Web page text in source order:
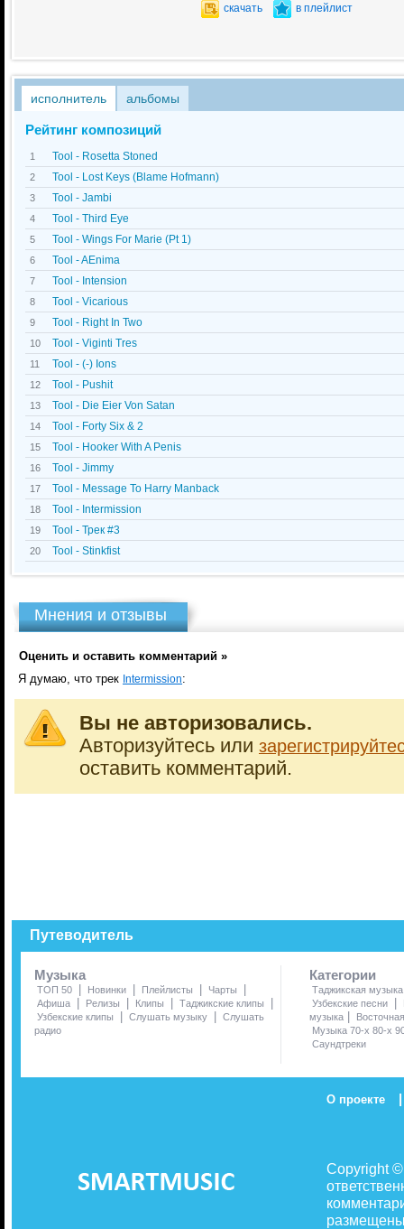
скачать в плейлист
исполнитель альбомы
Рейтинг композиций
1 Tool - Rosetta Stoned
2 Tool - Lost Keys (Blame Hofmann)
3 Tool - Jambi
4 Tool - Third Eye
5 Tool - Wings For Marie (Pt 1)
6 Tool - AEnima
7 Tool - Intension
8 Tool - Vicarious
9 Tool - Right In Two
10 Tool - Viginti Tres
11 Tool - (-) Ions
12 Tool - Pushit
13 Tool - Die Eier Von Satan
14 Tool - Forty Six & 2
15 Tool - Hooker With A Penis
16 Tool - Jimmy
17 Tool - Message To Harry Manback
18 Tool - Intermission
19 Tool - Трек #3
20 Tool - Stinkfist
Мнения и отзывы
Оценить и оставить комментарий »
Я думаю, что трек Intermission:
Вы не авторизовались.
Авторизуйтесь или
оставить комментарий.
Путеводитель
Музыка
ТОП 50 | Новинки | Плейлисты | Чарты |
Афиша | Релизы | Клипы | Таджикские клипы |
Узбекские клипы | Слушать музыку | Слушать
радио
Категории
Таджикская музыка
Узбекские песни
|
музыка |
Музыка 70-х 80-х
Саундтреки
О проекте |
Copyright
размещены